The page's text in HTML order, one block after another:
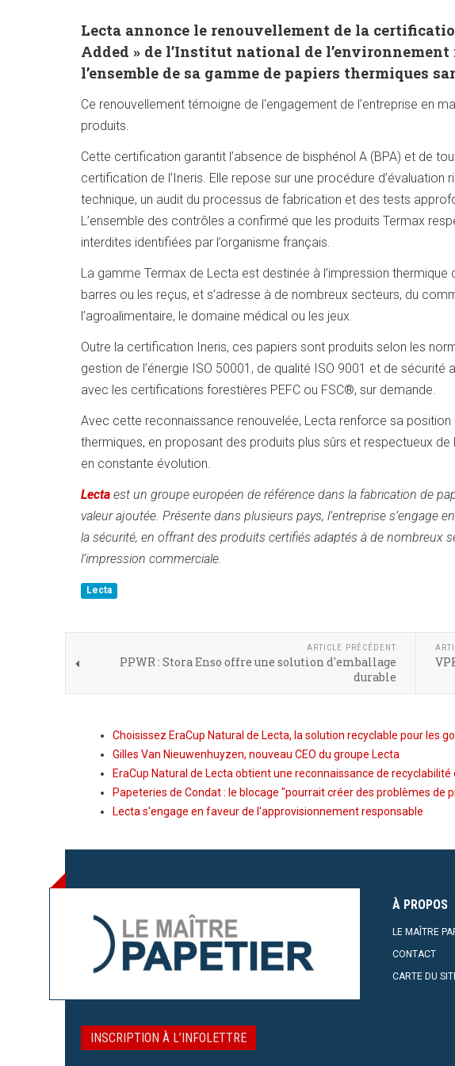
Lecta annonce le renouvellement de la
Added » de l’Institut national de
l’ensemble de sa gamme de papiers thermiques
Ce renouvellement témoigne de l'engagement de l’entreprise en
produits.
Cette certification garantit l’absence de bisphénol A (BPA) et de
certification de l’Ineris. Elle repose sur une procédure d’évaluation
technique, un audit du processus de fabrication et des tests
L’ensemble des contrôles a confirmé que les produits Termax
interdites identifiées par l’organisme français.
La gamme Termax de Lecta est destinée à l’impression
barres ou les reçus, et s’adresse à de nombreux secteurs, du
l’agroalimentaire, le domaine médical ou les jeux.
Outre la certification Ineris, ces papiers sont produits selon les
gestion de l’énergie ISO 50001, de qualité ISO 9001 et de
avec les certifications forestières PEFC ou FSC®, sur demande.
Avec cette reconnaissance renouvelée, Lecta renforce sa
thermiques, en proposant des produits plus sûrs et respectueux de
en constante évolution.
Lecta est un groupe européen de référence dans la fabrication de
valeur ajoutée. Présente dans plusieurs pays, l’entreprise s’engage
la sécurité, en offrant des produits certifiés adaptés à de nombreux
l’impression commerciale.
Lecta
ARTICLE PRÉCÉDENT
PPWR : Stora Enso offre une solution d'emballage
durable
Choisissez EraCup Natural de Lecta, la solution recyclable pour les
Gilles Van Nieuwenhuyzen, nouveau CEO du groupe Lecta
EraCup Natural de Lecta obtient une reconnaissance de recyclabilité
Papeteries de Condat : le blocage "pourrait créer des problèmes de
Lecta s'engage en faveur de l'approvisionnement responsable
INSCRIPTION À L’INFOLETTRE
À PROPOS
LE MAÎTRE
CONTACT
CARTE DU